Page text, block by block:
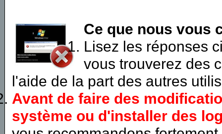
Ce que nous vous
Lisez les réponses
vous trouverez des
l'aide de la part des autres
Avant de faire des
système ou d'installer des